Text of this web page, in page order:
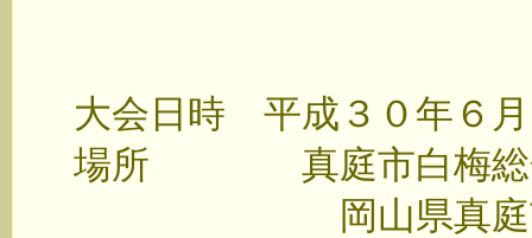
大会日時 平成３０年６
場所 真庭市白梅総
岡山県真庭市下